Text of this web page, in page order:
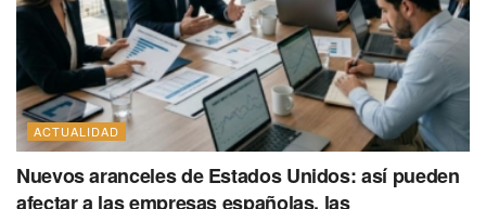
ACTUALIDAD
Nuevos aranceles de Estados Unidos: así pueden
afectar a las empresas españolas, las